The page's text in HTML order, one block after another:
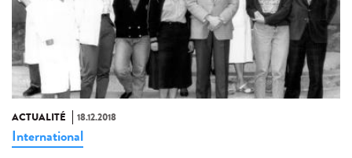
ACTUALITÉ 18.12.2018
International